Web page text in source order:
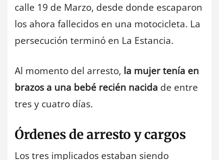
calle 19 de Marzo, desde donde escaparon
los ahora fallecidos en una motocicleta. La
persecución terminó en La Estancia.
Al momento del arresto, la mujer tenía en
brazos a una bebé recién nacida de entre
tres y cuatro días.
Órdenes de arresto y cargos
Los tres implicados estaban siendo